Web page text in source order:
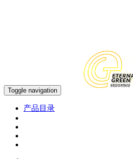
Toggle navigation
产品目录